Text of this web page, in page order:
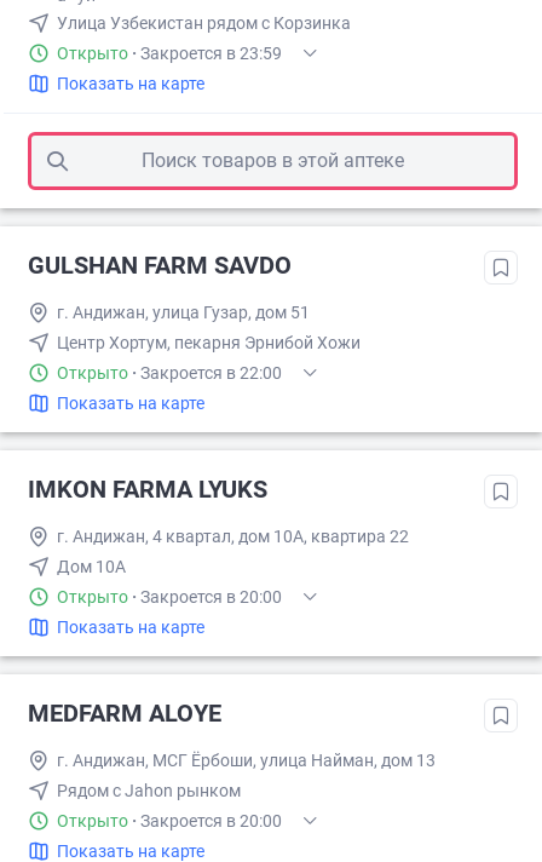
Улица Узбекистан рядом с Корзинка
Открыто · Закроется в 23:59
Показать на карте
Поиск товаров в этой аптеке
GULSHAN FARM SAVDO
г. Андижан, улица Гузар, дом 51
Центр Хортум, пекарня Эрнибой Хожи
Открыто · Закроется в 22:00
Показать на карте
IMKON FARMA LYUKS
г. Андижан, 4 квартал, дом 10А, квартира 22
Дом 10А
Открыто · Закроется в 20:00
Показать на карте
MEDFARM ALOYE
г. Андижан, МСГ Ёрбоши, улица Найман, дом 13
Рядом с Jahon рынком
Открыто · Закроется в 20:00
Показать на карте